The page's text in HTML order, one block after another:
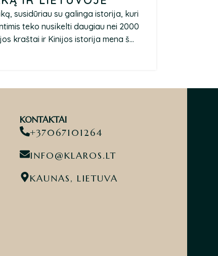
susidūriau su galinga istorija, kuri
teko nusikelti daugiau nei 2000
kraštai ir Kinijos istorija mena š...
KONTAKTAI
+37067101264
INFO@KLAROS.LT
KAUNAS, LIETUVA